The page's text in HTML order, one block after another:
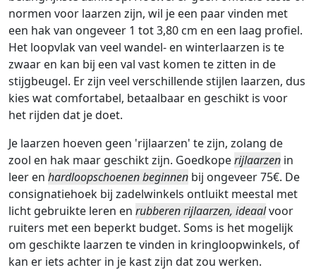
normen voor laarzen zijn, wil je een paar vinden met
een hak van ongeveer 1 tot 3,80 cm en een laag profiel.
Het loopvlak van veel wandel- en winterlaarzen is te
zwaar en kan bij een val vast komen te zitten in de
stijgbeugel. Er zijn veel verschillende stijlen laarzen, dus
kies wat comfortabel, betaalbaar en geschikt is voor
het rijden dat je doet.
Je laarzen hoeven geen 'rijlaarzen' te zijn, zolang de
zool en hak maar geschikt zijn. Goedkoperijlaarzen in
leer en hardloopschoenen beginnen bij ongeveer 75€. De
consignatiehoek bij zadelwinkels ontluikt meestal met
licht gebruikte leren en rubberen rijlaarzen, ideaalvoor
ruiters met een beperkt budget. Soms is het mogelijk
om geschikte laarzen te vinden in kringloopwinkels, of
kan er iets achter in je kast zijn dat zou werken.